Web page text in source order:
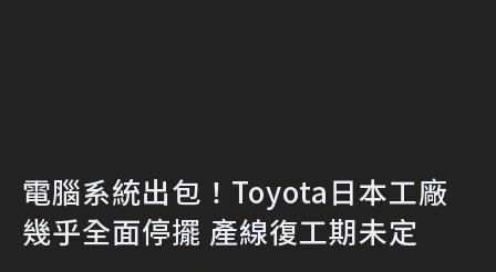
電腦系統出包！Toyota日本工廠
幾乎全面停擺 產線復工期未定